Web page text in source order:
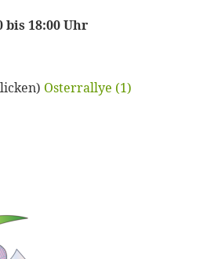
bis 18:00 Uhr
Osterrallye (1)